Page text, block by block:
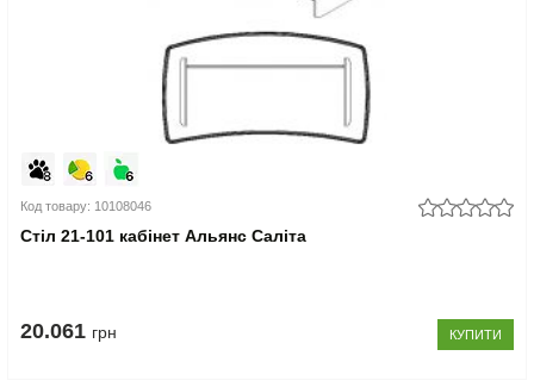
Код товару: 10108046
Стіл 21-101 кабінет Альянс Саліта
20.061 грн КУПИТИ